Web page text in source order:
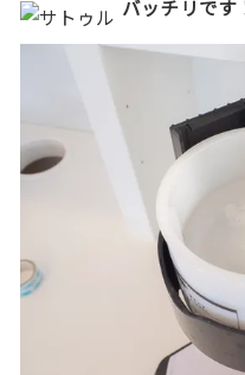
バッチリです